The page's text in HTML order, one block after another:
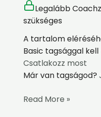
Legalább
szükséges
A tartalom
Basic tagsággal
Csatlakozz most
Már van tagságod?
Read More »